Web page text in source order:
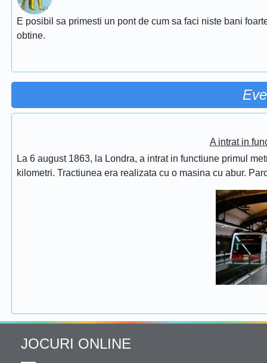
E posibil sa primesti un pont de cum sa faci niste bani
obtine.
A intrat in
La 6 august 1863, la Londra, a intrat in functiune primul
kilometri. Tractiunea era realizata cu o masina cu abur.
JOCURI ONLINE